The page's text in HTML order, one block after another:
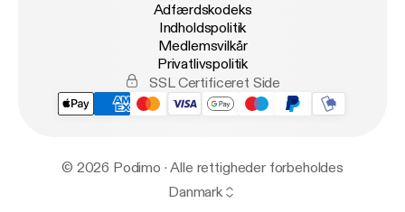
Adfærdskodeks
Indholdspolitik
Medlemsvilkår
Privatlivspolitik
SSL Certificeret Side
© 2026 Podimo · Alle rettigheder forbeholdes
Danmark